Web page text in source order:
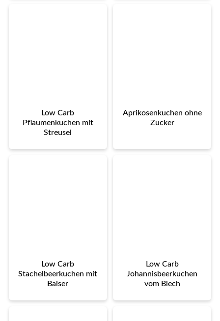
Low Carb
Pflaumenkuchen mit
Streusel
Aprikosenkuchen ohne
Zucker
Low Carb
Stachelbeerkuchen mit
Baiser
Low Carb
Johannisbeerkuchen
vom Blech